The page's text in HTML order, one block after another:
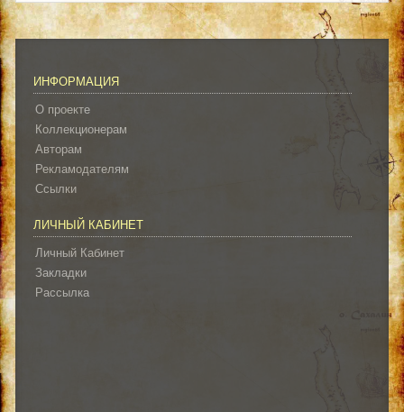
ИНФОРМАЦИЯ
О проекте
Коллекционерам
Авторам
Рекламодателям
Ссылки
ЛИЧНЫЙ КАБИНЕТ
Личный Кабинет
Закладки
Рассылка